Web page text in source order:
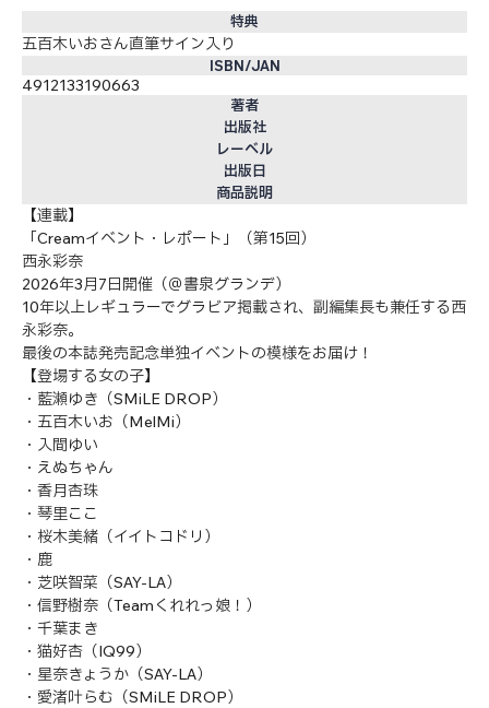
特典
五百木いおさん直筆サイン入り
ISBN/JAN
4912133190663
著者
出版社
レーベル
出版日
商品説明
【連載】
「Creamイベント・レポート」（第15回）
西永彩奈
2026年3月7日開催（＠書泉グランデ）
10年以上レギュラーでグラビア掲載され、副編集長も兼任する西
永彩奈。
最後の本誌発売記念単独イベントの模様をお届け！
【登場する女の子】
・藍瀬ゆき（SMiLE DROP）
・五百木いお（MelMi）
・入間ゆい
・えぬちゃん
・香月杏珠
・琴里ここ
・桜木美緒（イイトコドリ）
・鹿
・芝咲智菜（SAY-LA）
・信野樹奈（Teamくれれっ娘！）
・千葉まき
・猫好杏（IQ99）
・星奈きょうか（SAY-LA）
・愛渚叶らむ（SMiLE DROP）